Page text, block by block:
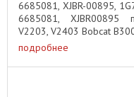
6685081, XJBR-00895,
6685081, XJBR00895
V2203, V2403 Bobcat
337, 341, 430, 435, E42,
подробнее